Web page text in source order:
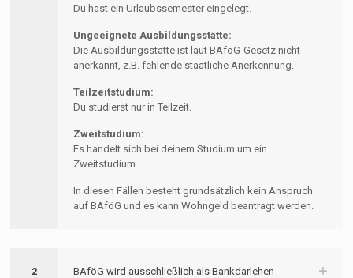
Du hast ein Urlaubssemester eingelegt.
Ungeeignete Ausbildungsstätte:
Die Ausbildungsstätte ist laut BAföG-Gesetz nicht
anerkannt, z.B. fehlende staatliche Anerkennung.
Teilzeitstudium:
Du studierst nur in Teilzeit.
Zweitstudium:
Es handelt sich bei deinem Studium um ein
Zweitstudium.
In diesen Fällen besteht grundsätzlich kein Anspruch
auf BAföG und es kann Wohngeld beantragt werden.
2
BAföG wird ausschließlich als Bankdarlehen